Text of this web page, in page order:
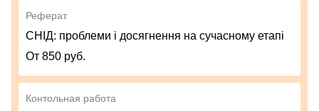
Реферат
СНІД: проблеми і досягнення на сучасному етапі
От 850 руб.
Контольная работа